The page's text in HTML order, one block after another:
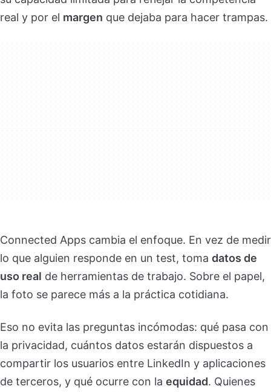
real y por el margen que dejaba para hacer trampas.
Connected Apps cambia el enfoque. En vez de medir
lo que alguien responde en un test, toma datos de
uso real de herramientas de trabajo. Sobre el papel,
la foto se parece más a la práctica cotidiana.
Eso no evita las preguntas incómodas: qué pasa con
la privacidad, cuántos datos estarán dispuestos a
compartir los usuarios entre LinkedIn y aplicaciones
de terceros, y qué ocurre con la equidad. Quienes